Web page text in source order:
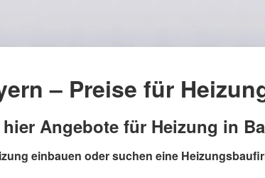
– Preise für
Angebote für Heizung in
einbauen oder suchen eine